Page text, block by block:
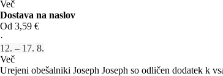
Več
Dostava na naslov
Od 3,59 €
·
12. – 17. 8.
Več
Urejeni obešalniki Joseph Joseph so odličen dodatek k